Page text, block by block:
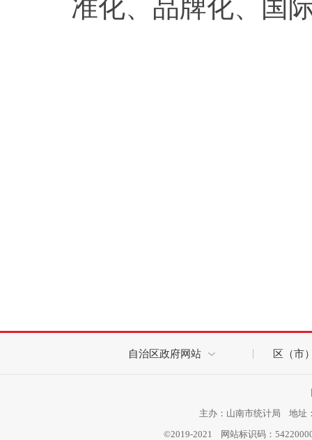
准化、品牌化、国
自治区政府网站 区（市
主办：山南市统计局 地址
©2019-2021 网站标识码：